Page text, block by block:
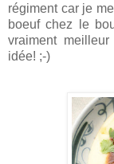
régiment car je
boeuf chez le
vraiment
idée! ;-)